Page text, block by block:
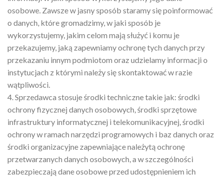
osobowe. Zawsze w jasny sposób staramy się poinformować
o danych, które gromadzimy, w jaki sposób je
wykorzystujemy, jakim celom mają służyć i komu je
przekazujemy, jaką zapewniamy ochronę tych danych przy
przekazaniu innym podmiotom oraz udzielamy informacji o
instytucjach z którymi należy się skontaktować w razie
wątpliwości.
4. Sprzedawca stosuje środki techniczne takie jak: środki
ochrony fizycznej danych osobowych, środki sprzętowe
infrastruktury informatycznej i telekomunikacyjnej, środki
ochrony w ramach narzędzi programowych i baz danych oraz
środki organizacyjne zapewniające należytą ochronę
przetwarzanych danych osobowych, a w szczególności
zabezpieczają dane osobowe przed udostępnieniem ich